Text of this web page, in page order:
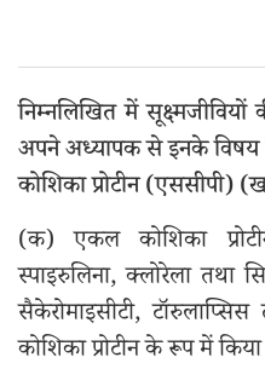
निम्नलिखित में
अपने अध्यापक से इनके विषय
कोशिका प्रोटीन (एससीपी)
(क) एकल कोशिका
स्पाइरुलिना, क्लोरेला
सैकेरोमाइसीटी,
कोशिका प्रोटीन के रूप में किया